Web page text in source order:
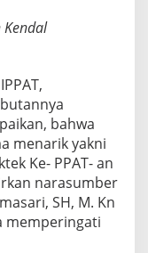
Kendal
bahwa
menarik yakni
Ke- PPAT- an
narasumber
SH, M. Kn
memperingati